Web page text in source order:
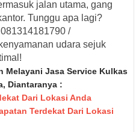
jalan utama, gang
. Tunggu apa lagi?
/
udara sejuk
Melayani Jasa Service Kulkas
Diantaranya :
Dari Lokasi Anda
Terdekat Dari Lokasi